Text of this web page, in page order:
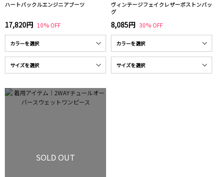
ハートバックルエンジニアブーツ
17,820円 10% OFF
ヴィンテージフェイクレザーボストンバッ
グ
8,085円 30% OFF
SOLD OUT